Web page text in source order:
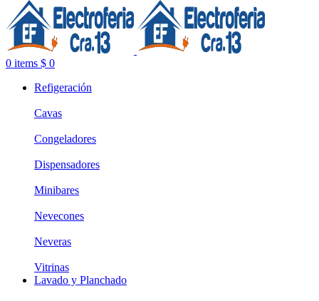
0 items $ 0
Refigeración
Cavas
Congeladores
Dispensadores
Minibares
Nevecones
Neveras
Vitrinas
Lavado y Planchado